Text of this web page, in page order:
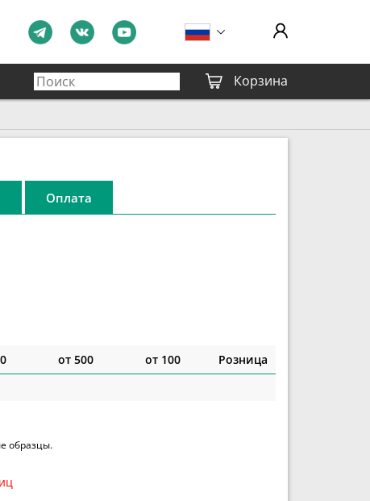
Корзина
Оплата
от 500 от 100
Розница
образцы.